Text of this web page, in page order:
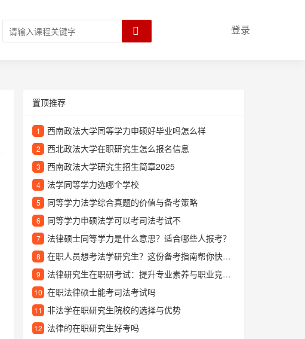
登录
置顶推荐
1 西南政法大学同等学力申硕好毕业吗怎么样
2 西北政法大学在职研究生怎么报名信息
3 西南政法大学研究生招生简章2025
4 法学同等学力选哪个学校
5 同等学力法学综合真题的价值与备考策略
6 同等学力申硕法学可以考司法考试不
7 法律硕士同等学力是什么意思？适合哪些人报考？
8 在职人员想考法学研究生？这份备考指南帮你快速入门
9 法律研究生在职研考试：提升专业素养与职业竞争力的重要途径
10 在职法律硕士能考司法考试吗
11 非法学在职研究生院校的选择与优势
12 法律的在职研究生好考吗